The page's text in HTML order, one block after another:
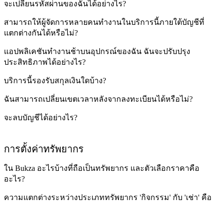
จะเปลี่ยนรหัสผ่านของฉันได้อย่างไร?
สามารถให้ผู้จัดการหลายคนทำงานในบริการนี้ภายใต้บัญชีที่
แตกต่างกันได้หรือไม่?
แอปพลิเคชันทำงานช้าบนอุปกรณ์ของฉัน ฉันจะปรับปรุง
ประสิทธิภาพได้อย่างไร?
บริการนี้รองรับสกุลเงินใดบ้าง?
ฉันสามารถเปลี่ยนเขตเวลาหลังจากลงทะเบียนได้หรือไม่?
จะลบบัญชีได้อย่างไร?
การตั้งค่าทรัพยากร
ใน Bukza อะไรบ้างที่ถือเป็นทรัพยากร และตัวเลือกราคาคือ
อะไร?
ความแตกต่างระหว่างประเภททรัพยากร 'กิจกรรม' กับ 'เช่า' คือ